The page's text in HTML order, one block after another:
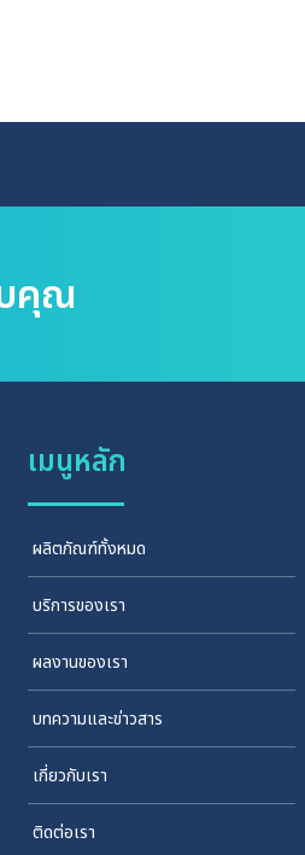
คุณ
เมนูหลัก
ผลิตภัณฑ์ทั้งหมด
บริการของเรา
ผลงานของเรา
บทความและข่าวสาร
เกี่ยวกับเรา
ติดต่อเรา